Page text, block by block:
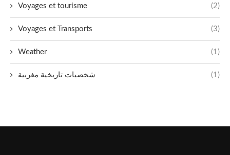
Voyages et tourisme (2)
Voyages et Transports (3)
Weather (1)
شخصيات تاريخية مغربية (1)